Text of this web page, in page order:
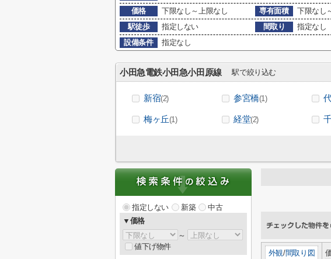
価格
下限なし～上限なし 専有面積 下限なし
駅徒歩
指定しない 間取り
指定なし
設備条件
指定なし
小田急電鉄小田急小田原線 駅で絞り込む
新宿(2) 参宮橋(1)
梅ヶ丘(1) 経堂(2)
外観/間取り図
指定しない 新築
中古
▼価格
～
値下げ物件